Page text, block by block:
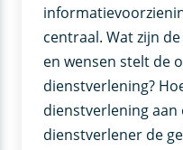
centraal. Wat zijn
en wensen stelt de
dienstverlening?
dienstverlening
dienstverlener de